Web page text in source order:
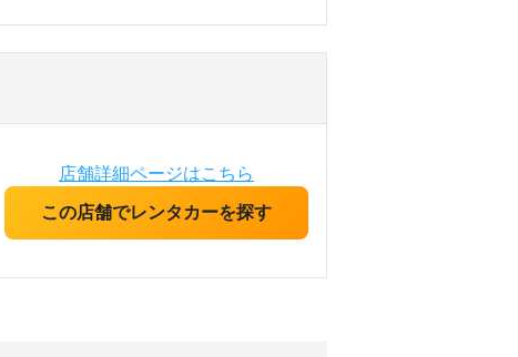
店舗詳細ページはこちら
この店舗でレンタカーを探す